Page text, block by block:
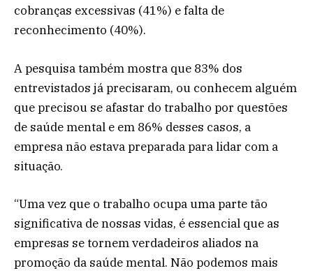
cobranças excessivas (41%) e falta de
reconhecimento (40%).
A pesquisa também mostra que 83% dos
entrevistados já precisaram, ou conhecem alguém
que precisou se afastar do trabalho por questões
de saúde mental e em 86% desses casos, a
empresa não estava preparada para lidar com a
situação.
“Uma vez que o trabalho ocupa uma parte tão
significativa de nossas vidas, é essencial que as
empresas se tornem verdadeiros aliados na
promoção da saúde mental. Não podemos mais